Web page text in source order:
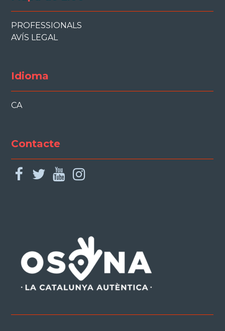
PROFESSIONALS
AVÍS LEGAL
Idioma
CA
Contacte
facebook
twitteryoutube